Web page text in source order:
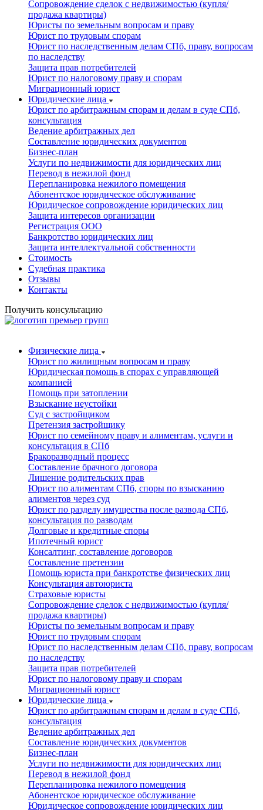
Сопровождение сделок с недвижимостью (купля/
продажа квартиры)
Юристы по земельным вопросам и праву
Юрист по трудовым спорам
Юрист по наследственным делам СПб, праву, вопросам
по наследству
Защита прав потребителей
Юрист по налоговому праву и спорам
Миграционный юрист
Юридические лица
Юрист по арбитражным спорам и делам в суде СПб,
консультация
Ведение арбитражных дел
Составление юридических документов
Бизнес-план
Услуги по недвижимости для юридических лиц
Перевод в нежилой фонд
Перепланировка нежилого помещения
Абонентское юридическое обслуживание
Юридическое сопровождение юридических лиц
Защита интересов организации
Регистрация ООО
Банкротство юридических лиц
Защита интеллектуальной собственности
Стоимость
Судебная практика
Отзывы
Контакты
Получить консультацию
Физические лица
Юрист по жилищным вопросам и праву
Юридическая помощь в спорах с управляющей
компанией
Помощь при затоплении
Взыскание неустойки
Суд с застройщиком
Претензия застройщику
Юрист по семейному праву и алиментам, услуги и
консультация в СПб
Бракоразводный процесс
Составление брачного договора
Лишение родительских прав
Юрист по алиментам СПб, споры по взысканию
алиментов через суд
Юрист по разделу имущества после развода СПб,
консультация по разводам
Долговые и кредитные споры
Ипотечный юрист
Консалтинг, составление договоров
Составление претензии
Помощь юриста при банкротстве физических лиц
Консультация автоюриста
Страховые юристы
Сопровождение сделок с недвижимостью (купля/
продажа квартиры)
Юристы по земельным вопросам и праву
Юрист по трудовым спорам
Юрист по наследственным делам СПб, праву, вопросам
по наследству
Защита прав потребителей
Юрист по налоговому праву и спорам
Миграционный юрист
Юридические лица
Юрист по арбитражным спорам и делам в суде СПб,
консультация
Ведение арбитражных дел
Составление юридических документов
Бизнес-план
Услуги по недвижимости для юридических лиц
Перевод в нежилой фонд
Перепланировка нежилого помещения
Абонентское юридическое обслуживание
Юридическое сопровождение юридических лиц